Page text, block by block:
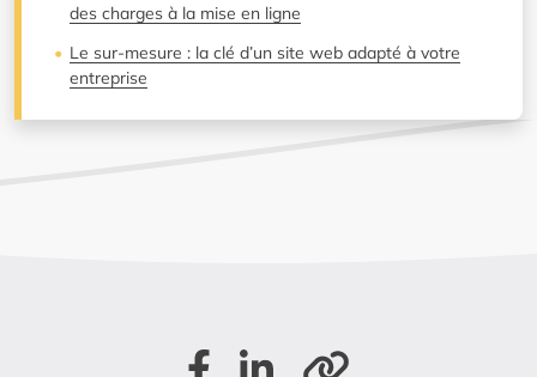
des charges à la mise en ligne
Le sur-mesure : la clé d’un site web adapté à votre
entreprise
Partager sur Facebook
Partager sur LinkedIn